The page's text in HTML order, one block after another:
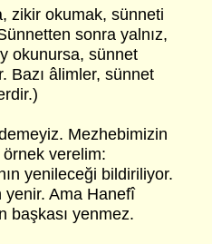
zikir okumak, sünneti
sonra yalnız,
okunursa, sünnet
Bazı âlimler, sünnet
Mezhebimizin
örnek verelim:
yenileceği bildiriliyor.
yenir. Ama Hanefî
başkası yenmez.